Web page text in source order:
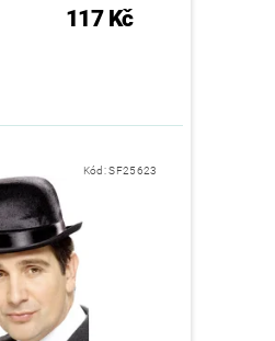
117 Kč
Kód:SF25623